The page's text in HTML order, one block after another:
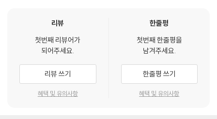
리뷰
첫번째 리뷰어가
되어주세요.
리뷰 쓰기
혜택 및 유의사항
한줄평
첫번째 한줄평을
남겨주세요.
한줄평 쓰기
혜택 및 유의사항